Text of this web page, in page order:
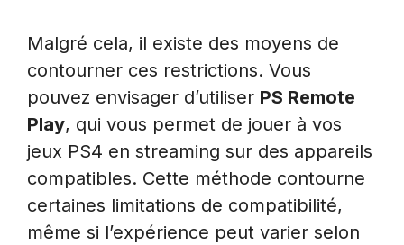
Malgré cela, il existe des moyens de
contourner ces restrictions. Vous
pouvez envisager d’utiliser PS Remote
Play, qui vous permet de jouer à vos
jeux PS4 en streaming sur des appareils
compatibles. Cette méthode contourne
certaines limitations de compatibilité,
même si l’expérience peut varier selon